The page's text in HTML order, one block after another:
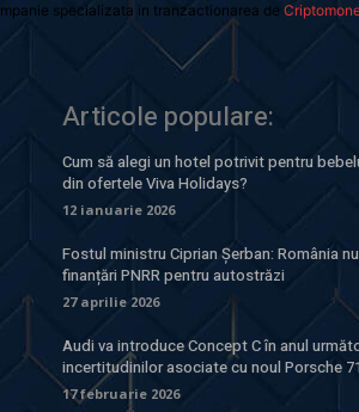
specializata in tranzactionarea de
Articole populare:
Cum să alegi un hotel potrivit pentru
din ofertele Viva Holidays?
12 ianuarie 2026
Fostul ministru Ciprian Șerban: România
finanțări PNRR pentru autostrăzi
27 aprilie 2026
Audi va introduce Concept C în anul
incertitudinilor asociate cu noul Porsche
17 februarie 2026